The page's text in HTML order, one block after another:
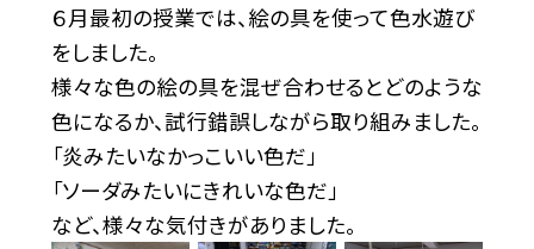
６月最初の授業では、絵の具を使って色水遊び
をしました。
様々な色の絵の具を混ぜ合わせるとどのような
色になるか、試行錯誤しながら取り組みました。
「炎みたいなかっこいい色だ」
「ソーダみたいにきれいな色だ」
など、様々な気付きがありました。